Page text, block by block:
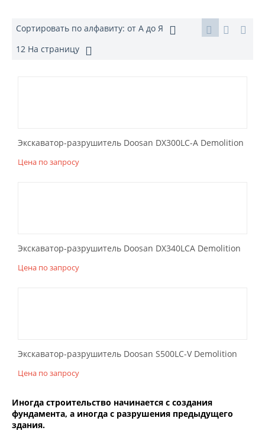
Сортировать по алфавиту: от А до Я
12 На страницу
Экскаватор-разрушитель Doosan DX300LC-A Demolition
Цена по запросу
Экскаватор-разрушитель Doosan DX340LCA Demolition
Цена по запросу
Экскаватор-разрушитель Doosan S500LC-V Demolition
Цена по запросу
Иногда строительство начинается с создания
фундамента, а иногда с разрушения предыдущего
здания.